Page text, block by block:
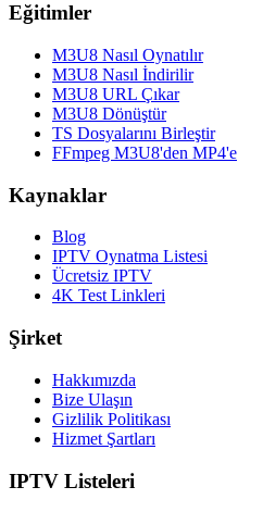
Eğitimler
M3U8 Nasıl Oynatılır
M3U8 Nasıl İndirilir
M3U8 URL Çıkar
M3U8 Dönüştür
TS Dosyalarını Birleştir
FFmpeg M3U8'den MP4'e
Kaynaklar
Blog
IPTV Oynatma Listesi
Ücretsiz IPTV
4K Test Linkleri
Şirket
Hakkımızda
Bize Ulaşın
Gizlilik Politikası
Hizmet Şartları
IPTV Listeleri